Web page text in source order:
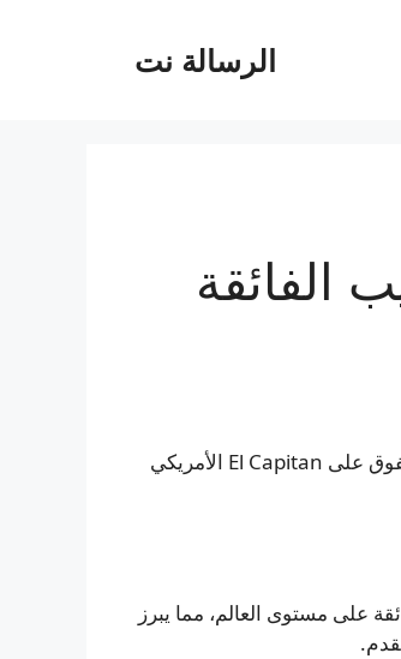
الرسالة نت
الفائقة
نظام LineShine الصيني يتصدر قائمة أقوى الحواسيب الفائقة في العالم ويتفوق على El Capitan الأمريكي
على مستوى العالم، مما يبرز